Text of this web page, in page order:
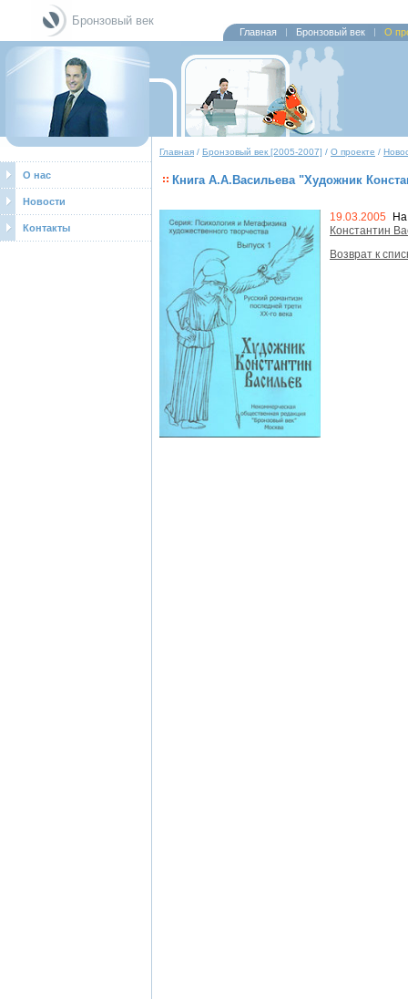
Бронзовый век
Главная Бронзовый век О
О нас
Новости
Контакты
Главная / Бронзовый век [2005-2007] / О проекте /
Книга А.А.Васильева "Художник
19.03.2005
Константин
Возврат к